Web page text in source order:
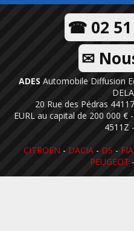
☎ 02 51
✉
ADES Automobile Diffusion
20 Rue des Pédras
EURL au capital de 200 000 € -
4511Z -
CITROEN - DACIA - DS -
PEUGEOT -